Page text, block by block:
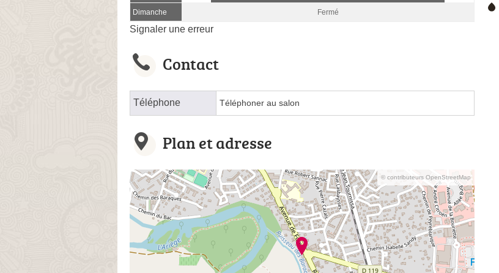
Dimanche Fermé
Signaler une erreur
Contact
Téléphone Téléphoner au salon
Plan et adresse
© contributeurs OpenStreetMap